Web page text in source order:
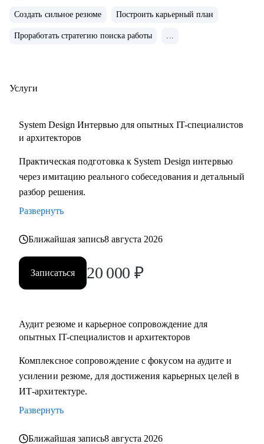
• Карьерные цели в ИТ-архитектуре
• Навыки проектирования архитектуры
• Обратная связь и мотивация
• ИТ-трансформация
Кому могу помочь:
• Техлидам/тимлидам: развитие в ИТ-архитектуре,
подготовка к собеседованиям.
• Архитекторам: карьерный рост до корпоративного
• Разработчикам: архитектурные решения.
• ИТ-руководителям: понимание роли архитектуры.
Создать сильное резюме Построить карьерный план
Проработать стратегию поиска работы ...
Услуги
System Design Интервью для опытных IT-специалистов
и архитекторов
Практическая подготовка к System Design интервью
через имитацию реального собеседования и детальный
разбор решения.
Развернуть
Ближайшая запись8 августа 2026
Записаться 20 000 ₽
Аудит резюме и карьерное сопровождение для
опытных IT-специалистов и архитекторов
Комплексное сопровождение с фокусом на аудите и
усилении резюме, для достижения карьерных целей в
ИТ-архитектуре.
Развернуть
Ближайшая запись8 августа 2026